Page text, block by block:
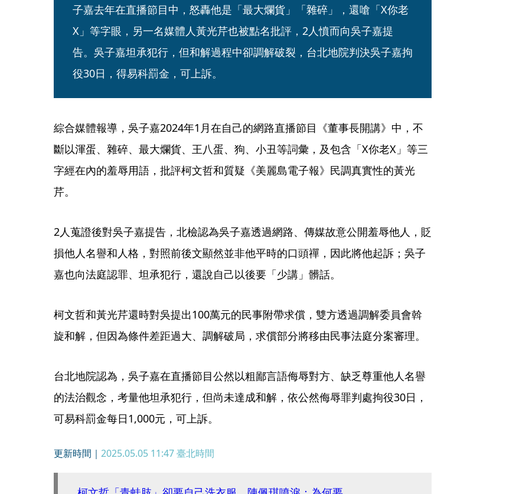
子嘉去年在直播節目中，怒轟他是「最大爛貨」「雜碎」，還嗆「X你老
X」等字眼，另一名媒體人黃光芹也被點名批評，2人憤而向吳子嘉提
告。吳子嘉坦承犯行，但和解過程中卻調解破裂，台北地院判決吳子嘉拘
役30日，得易科罰金，可上訴。
綜合媒體報導，吳子嘉2024年1月在自己的網路直播節目《董事長開講》中，不
斷以渾蛋、雜碎、最大爛貨、王八蛋、狗、小丑等詞彙，及包含「X你老X」等三
字經在內的羞辱用語，批評柯文哲和質疑《美麗島電子報》民調真實性的黃光
芹。
2人蒐證後對吳子嘉提告，北檢認為吳子嘉透過網路、傳媒故意公開羞辱他人，貶
損他人名譽和人格，對照前後文顯然並非他平時的口頭禪，因此將他起訴；吳子
嘉也向法庭認罪、坦承犯行，還說自己以後要「少講」髒話。
柯文哲和黃光芹還時對吳提出100萬元的民事附帶求償，雙方透過調解委員會斡
旋和解，但因為條件差距過大、調解破局，求償部分將移由民事法庭分案審理。
台北地院認為，吳子嘉在直播節目公然以粗鄙言語侮辱對方、缺乏尊重他人名譽
的法治觀念，考量他坦承犯行，但尚未達成和解，依公然侮辱罪判處拘役30日，
可易科罰金每日1,000元，可上訴。
更新時間｜ 2025.05.05 11:47臺北時間